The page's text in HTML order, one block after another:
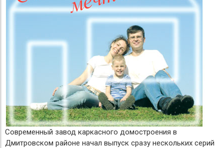
Современный завод каркасного домостроения в
Дмитровском районе начал выпуск сразу нескольких серий